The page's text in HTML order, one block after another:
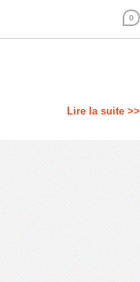
0
Lire la suite >>